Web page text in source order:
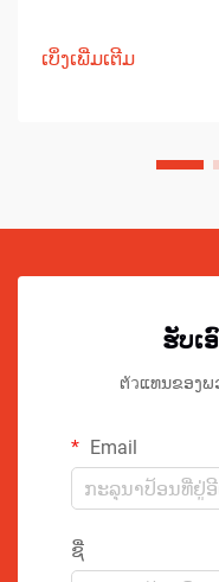
ເບິ່ງເພີ່ມເຕີມ
ຮັບເ
ຕัวແທນຂອງພ
Email
ຊື່